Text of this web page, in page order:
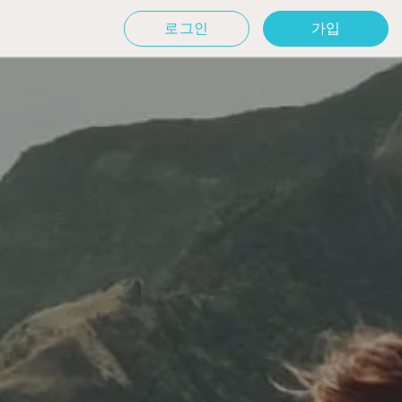
로그인 가입